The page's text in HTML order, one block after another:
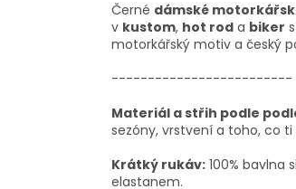
Černé dámské
v kustom, hot rod a biker
motorkářský motiv a český
-------------------------
Materiál a střih podle
sezóny, vrstvení a toho, co ti
Krátký rukáv: 100% bavlna
elastanem.